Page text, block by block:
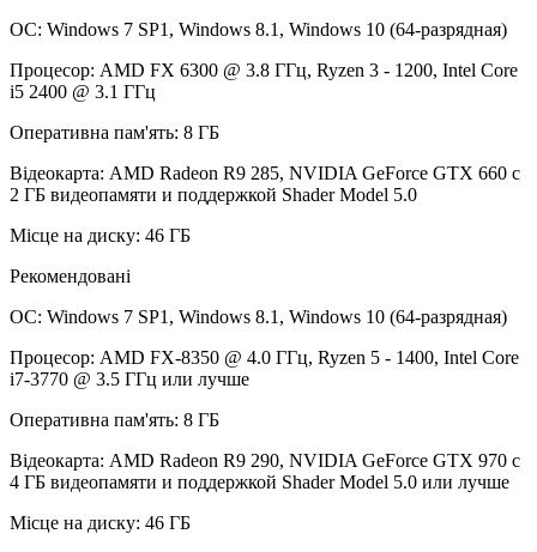
ОС: Windows 7 SP1, Windows 8.1, Windows 10 (64-разрядная)
Процесор: AMD FX 6300 @ 3.8 ГГц, Ryzen 3 - 1200, Intel Core
i5 2400 @ 3.1 ГГц
Оперативна пам'ять: 8 ГБ
Відеокарта: AMD Radeon R9 285, NVIDIA GeForce GTX 660 с
2 ГБ видеопамяти и поддержкой Shader Model 5.0
Місце на диску: 46 ГБ
Рекомендовані
ОС: Windows 7 SP1, Windows 8.1, Windows 10 (64-разрядная)
Процесор: AMD FX-8350 @ 4.0 ГГц, Ryzen 5 - 1400, Intel Core
i7-3770 @ 3.5 ГГц или лучше
Оперативна пам'ять: 8 ГБ
Відеокарта: AMD Radeon R9 290, NVIDIA GeForce GTX 970 с
4 ГБ видеопамяти и поддержкой Shader Model 5.0 или лучше
Місце на диску: 46 ГБ